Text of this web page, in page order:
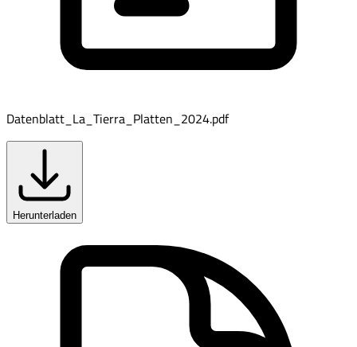
Datenblatt_La_Tierra_Platten_2024.pdf
Herunterladen